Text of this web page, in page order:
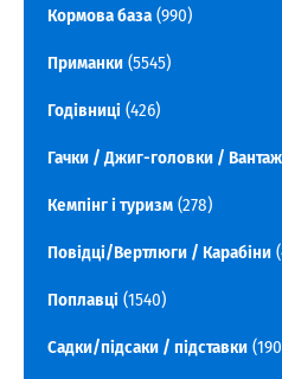
Кормова база(990)
Приманки(5545)
Годівниці (426)
Гачки / Джиг-головки /
Кемпінг і туризм(278)
Повідці/Вертлюги / Карабіни
Поплавці (1540)
Садки/підсаки / підставки